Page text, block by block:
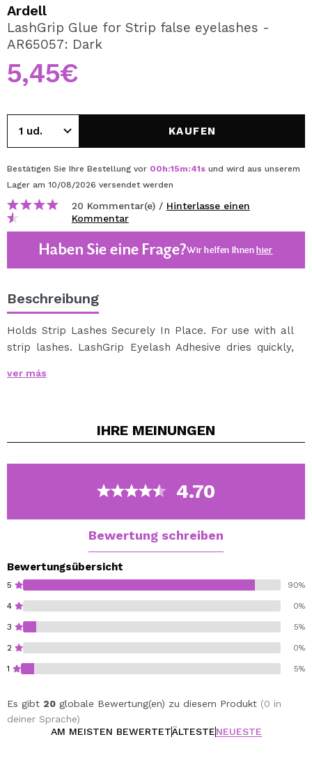
REGISTRIEREN
Durch die Erstellung eines Kontos bei Maquillalia.de
können Sie Ihre Einkäufe schnell tätigen, den Status Ihrer
Bestellungen überprüfen und Ihre bisherigen Vorgänge
einsehen.
BENUTZERKONTO ERSTELLEN
Ardell
LashGrip Glue for Strip false eyelashes -
AR65057: Dark
5,45€
KAUFEN
Bestätigen Sie Ihre Bestellung vor 00h:15m:40s und wird aus unserem
Lager am 10/08/2026 versendet werden
20 Kommentar(e) / Hinterlasse einen
Kommentar
Haben Sie eine Frage?Wir helfen Ihnenhier
Beschreibung
Holds Strip Lashes Securely In Place. For use with all
strip lashes. LashGrip Eyelash Adhesive dries quickly,
Directions: Apply a thin line of adhesive along band.
apply lashes. Place band against eyelid as close to
corners and along the band to secure. To Remove:
Gently peel band off lid, starting at the outer corner.
Clean and by peeling off lash adhesive. Place lashes
ver más
IHRE MEINUNGEN
4.70
Bewertung schreiben
Bewertungsübersicht
5 90%
4 0%
3 5%
2 0%
1 5%
Es gibt 20 globale Bewertung(en) zu diesem Produkt (0 in
deiner Sprache)
AM MEISTEN BEWERTETÄLTESTENEUESTE